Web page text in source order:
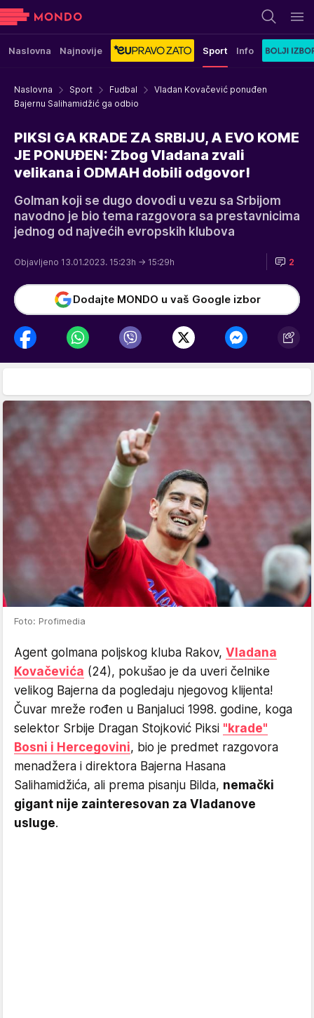
Naslovna Najnovije Sport Info
Naslovna Sport Fudbal
Vladan Kovačević ponuđen
Bajernu Salihamidžić ga odbio
PIKSI GA KRADE ZA SRBIJU, A EVO KOME
JE PONUĐEN: Zbog Vladana zvali
velikana i ODMAH dobili odgovor!
Golman koji se dugo dovodi u vezu sa Srbijom
navodno je bio tema razgovora sa prestavnicima
jednog od najvećih evropskih klubova
Objavljeno 13.01.2023. 15:23h → 15:29h 2
Dodajte MONDO u vaš Google izbor
Foto: Profimedia
Agent golmana poljskog kluba Rakov, Vladana
Kovačevića (24), pokušao je da uveri čelnike
velikog Bajerna da pogledaju njegovog klijenta!
Čuvar mreže rođen u Banjaluci 1998. godine, koga
selektor Srbije Dragan Stojković Piksi "krade"
Bosni i Hercegovini, bio je predmet razgovora
menadžera i direktora Bajerna Hasana
Salihamidžića, ali prema pisanju Bilda, nemački
gigant nije zainteresovan za Vladanove
usluge.